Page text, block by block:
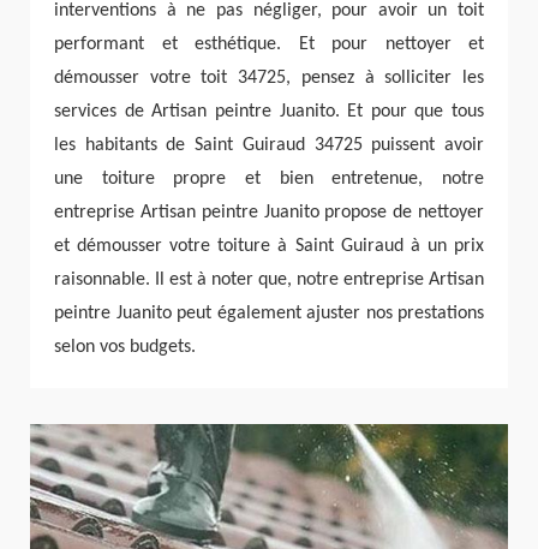
interventions à ne pas négliger, pour avoir un toit
performant et esthétique. Et pour nettoyer et
démousser votre toit 34725, pensez à solliciter les
services de Artisan peintre Juanito. Et pour que tous
les habitants de Saint Guiraud 34725 puissent avoir
une toiture propre et bien entretenue, notre
entreprise Artisan peintre Juanito propose de nettoyer
et démousser votre toiture à Saint Guiraud à un prix
raisonnable. Il est à noter que, notre entreprise Artisan
peintre Juanito peut également ajuster nos prestations
selon vos budgets.